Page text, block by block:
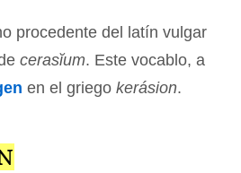
procedente del latín vulgar
cerasĭum. Este vocablo, a
en el griego kerásion.